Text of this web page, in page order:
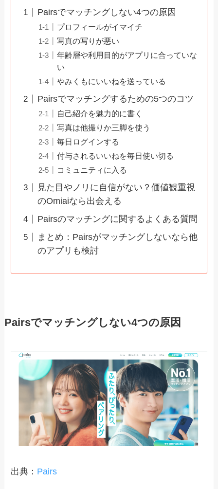
Pairsでマッチングしない4つの原因
プロフィールがイマイチ
写真の写りが悪い
年齢層や利用目的がアプリに合っていな
い
やみくもにいいねを送っている
Pairsでマッチングするための5つのコツ
自己紹介を魅力的に書く
写真は他撮りか三脚を使う
毎日ログインする
付与されるいいねを毎日使い切る
コミュニティに入る
見た目やノリに自信がない？価値観重視
のOmiaiなら出会える
Pairsのマッチングに関するよくある質問
まとめ：Pairsがマッチングしないなら他
のアプリも検討
Pairsでマッチングしない4つの原因
出典： Pairs